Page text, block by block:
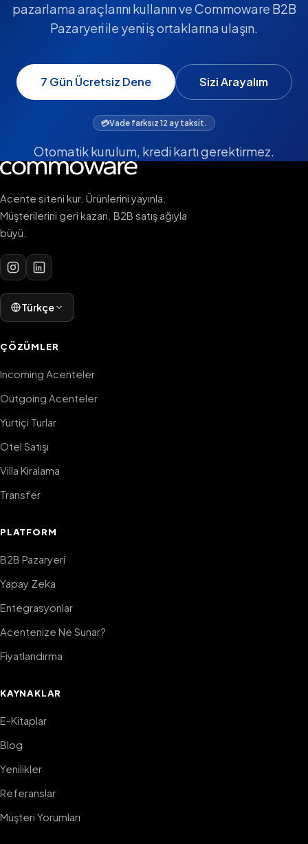
pazarlama araçlarını kullanın ve Commoware B2B
Pazaryeri ile yeni iş ortaklarına ulaşın.
7 Gün Ücretsiz Dene Sizi Arayalım
💳Vade farksız 12 ay taksit.
Otomatik kurulum, kredi kartı gerektirmez.
Acente siteni kur. Ürünlerini yayınla.
Müşterilerini geri kazan. B2B satış ağıyla
büyü.
Türkçe
ÇÖZÜMLER
Incoming Acenteler
Outgoing Acenteler
Yurtiçi Turlar
Otel Satışı
Villa Kiralama
Transfer
PLATFORM
B2B Pazaryeri
Yapay Zeka
Entegrasyonlar
Acentenize Ne Sunar?
Fiyatlandırma
KAYNAKLAR
E-Kitaplar
Blog
Yenilikler
Referanslar
Müşteri Yorumları